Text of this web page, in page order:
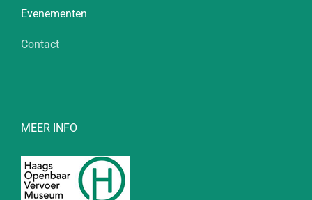
Evenementen
Contact
MEER INFO